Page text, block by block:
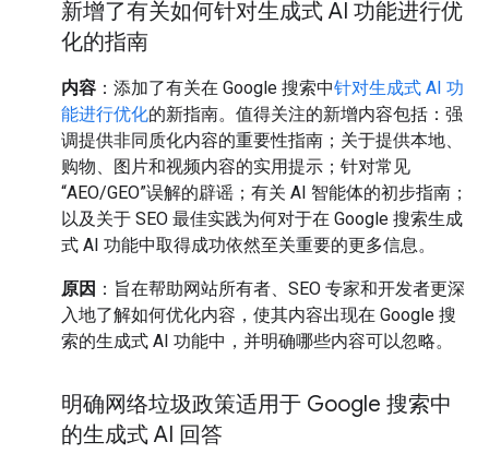
新增了有关如何针对生成式 AI 功能进行优
化的指南
内容 ：添加了有关在 Google 搜索中针对生成式 AI 功
能进行优化的新指南。值得关注的新增内容包括：强
调提供非同质化内容的重要性指南；关于提供本地、
购物、图片和视频内容的实用提示；针对常见
“AEO/GEO”误解的辟谣；有关 AI 智能体的初步指南；
以及关于 SEO 最佳实践为何对于在 Google 搜索生成
式 AI 功能中取得成功依然至关重要的更多信息。
原因 ：旨在帮助网站所有者、SEO 专家和开发者更深
入地了解如何优化内容，使其内容出现在 Google 搜
索的生成式 AI 功能中，并明确哪些内容可以忽略。
明确网络垃圾政策适用于 Google 搜索中
的生成式 AI 回答